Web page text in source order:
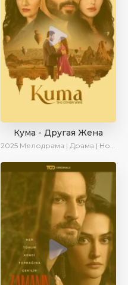
Кума - Другая Жена
2025 Мелодрама | Драма | Новинки | Сериалы 2025